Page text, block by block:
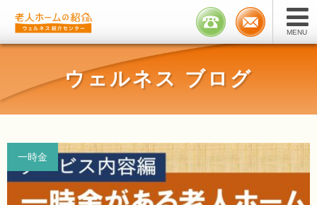
content
MENU
ウェルネス ブログ
一時金